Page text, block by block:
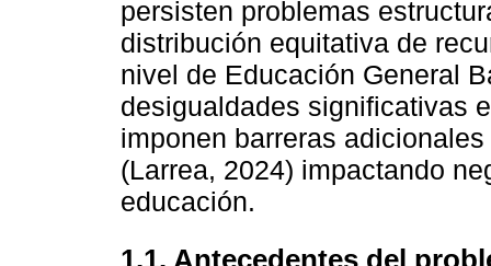
persisten problemas
distribución equitativa de
nivel de Educación General
desigualdades significativas
imponen barreras
(Larrea, 2024) impactando
educación.
1.1. Antecedentes del